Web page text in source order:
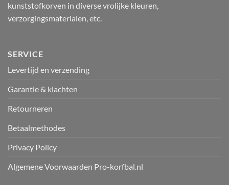
kunststofkorven in diverse vrolijke kleuren,
verzorgingsmaterialen, etc.
SERVICE
Levertijd en verzending
Garantie & klachten
Retourneren
Betaalmethodes
Privacy Policy
Algemene Voorwaarden Pro-korfbal.nl